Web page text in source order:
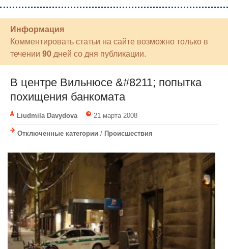
Информация
Комментировать статьи на сайте возможно только в
течении 90 дней со дня публикации.
В центре Вильнюсе &#8211; попытка
похищения банкомата
Liudmila Davydova 21 марта 2008
Отключенные категории / Происшествия